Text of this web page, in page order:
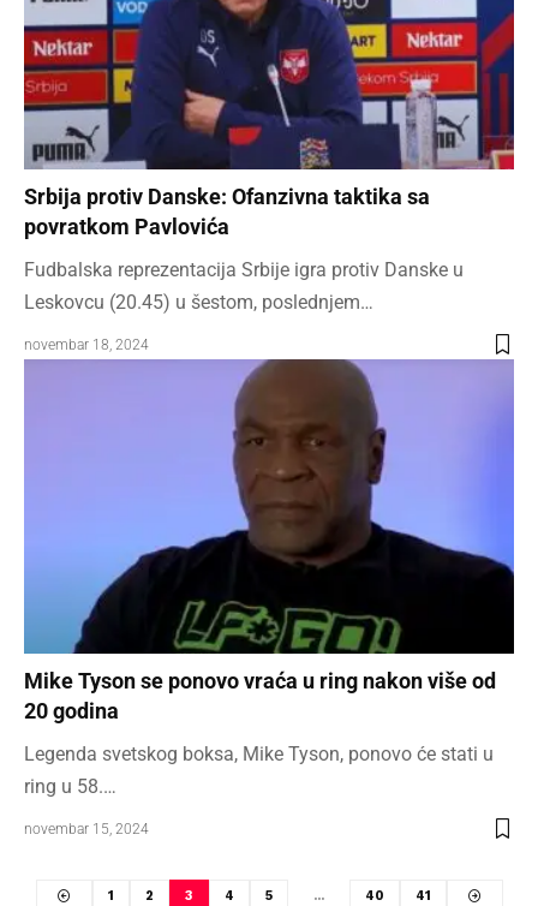
Srbija protiv Danske: Ofanzivna taktika sa
povratkom Pavlovića
Fudbalska reprezentacija Srbije igra protiv Danske u
Leskovcu (20.45) u šestom, poslednjem…
novembar 18, 2024
Mike Tyson se ponovo vraća u ring nakon više od
20 godina
Legenda svetskog boksa, Mike Tyson, ponovo će stati u
ring u 58.…
novembar 15, 2024
1 2 3 4 5 … 40 41